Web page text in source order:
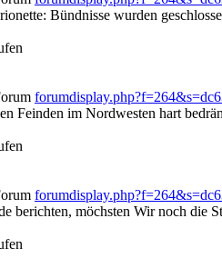
Bündnisse wurden
Feinden im Nordwesten hart
berichten, möchsten Wir noch die